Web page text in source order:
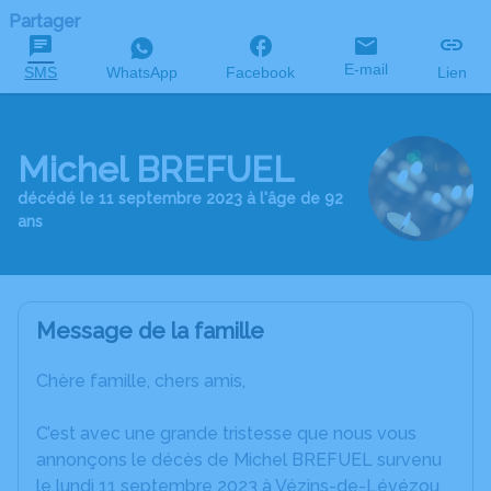
Partager
SMS WhatsApp Facebook E-mail Lien
Michel BREFUEL
décédé le 11 septembre 2023 à l'âge de 92
ans
Message de la famille
Chère famille, chers amis,
C’est avec une grande tristesse que nous vous
annonçons le décès de Michel BREFUEL survenu
le lundi 11 septembre 2023 à Vézins-de-Lévézou.